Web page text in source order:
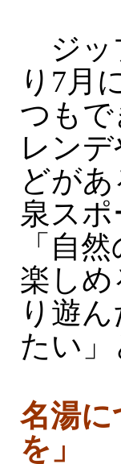
ジッ
り7月
つも
レン
どが
泉ス
「自
楽し
り遊
たい」
名湯に
を」